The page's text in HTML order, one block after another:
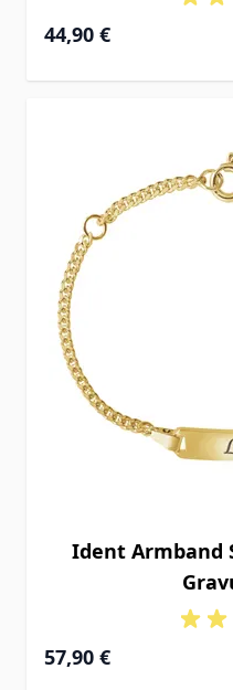
Ab
44,90 €
Ident Armband
Ab
57,90 €